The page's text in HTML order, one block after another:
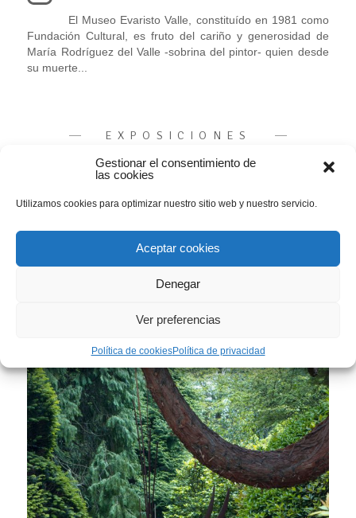
Gestionar el consentimiento de
las cookies
Utilizamos cookies para optimizar nuestro sitio web y nuestro servicio.
Aceptar cookies
Denegar
Ver preferencias
Política de cookiesPolítica de privacidad
El Museo Evaristo Valle, constituído en 1981 como
Fundación Cultural, es fruto del cariño y generosidad de
María Rodríguez del Valle -sobrina del pintor- quien desde
su muerte...
EXPOSICIONES
Todas las Exposiciones
Exposiciones Temporales